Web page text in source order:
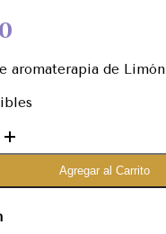
aromaterapia de Limón
Agregar al Carrito